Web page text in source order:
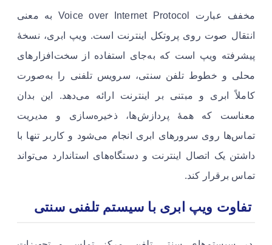
مخفف عبارت Voice over Internet Protocol به معنی
انتقال صوت روی پروتکل اینترنت است. ویپ ابری، نسخهٔ
پیشرفته ویپ است که به‌جای استفاده از سخت‌افزارهای
محلی و خطوط تلفن سنتی، سرویس تلفنی را به‌صورت
کاملاً ابری و مبتنی بر اینترنت ارائه می‌دهد. این بدان
معناست که همهٔ پردازش‌ها، ذخیره‌سازی و مدیریت
تماس‌ها روی سرورهای ابری انجام می‌شود و کاربر تنها با
داشتن یک اتصال اینترنت و دستگاه‌های استاندارد می‌تواند
تماس برقرار کند.
تفاوت ویپ ابری با سیستم تلفنی سنتی